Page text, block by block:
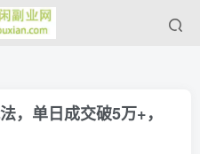
，单日成交破5万+，